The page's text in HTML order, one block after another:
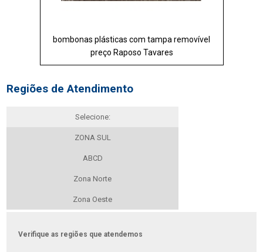
bombonas plásticas com tampa removível
preço Raposo Tavares
Regiões de Atendimento
Selecione:
ZONA SUL
ABCD
Zona Norte
Zona Oeste
Verifique as regiões que atendemos